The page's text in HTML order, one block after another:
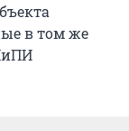
в том же